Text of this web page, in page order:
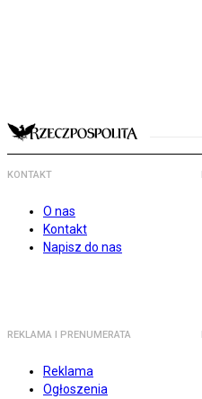
KONTAKT
O nas
Kontakt
Napisz do nas
REKLAMA I PRENUMERATA
Reklama
Ogłoszenia